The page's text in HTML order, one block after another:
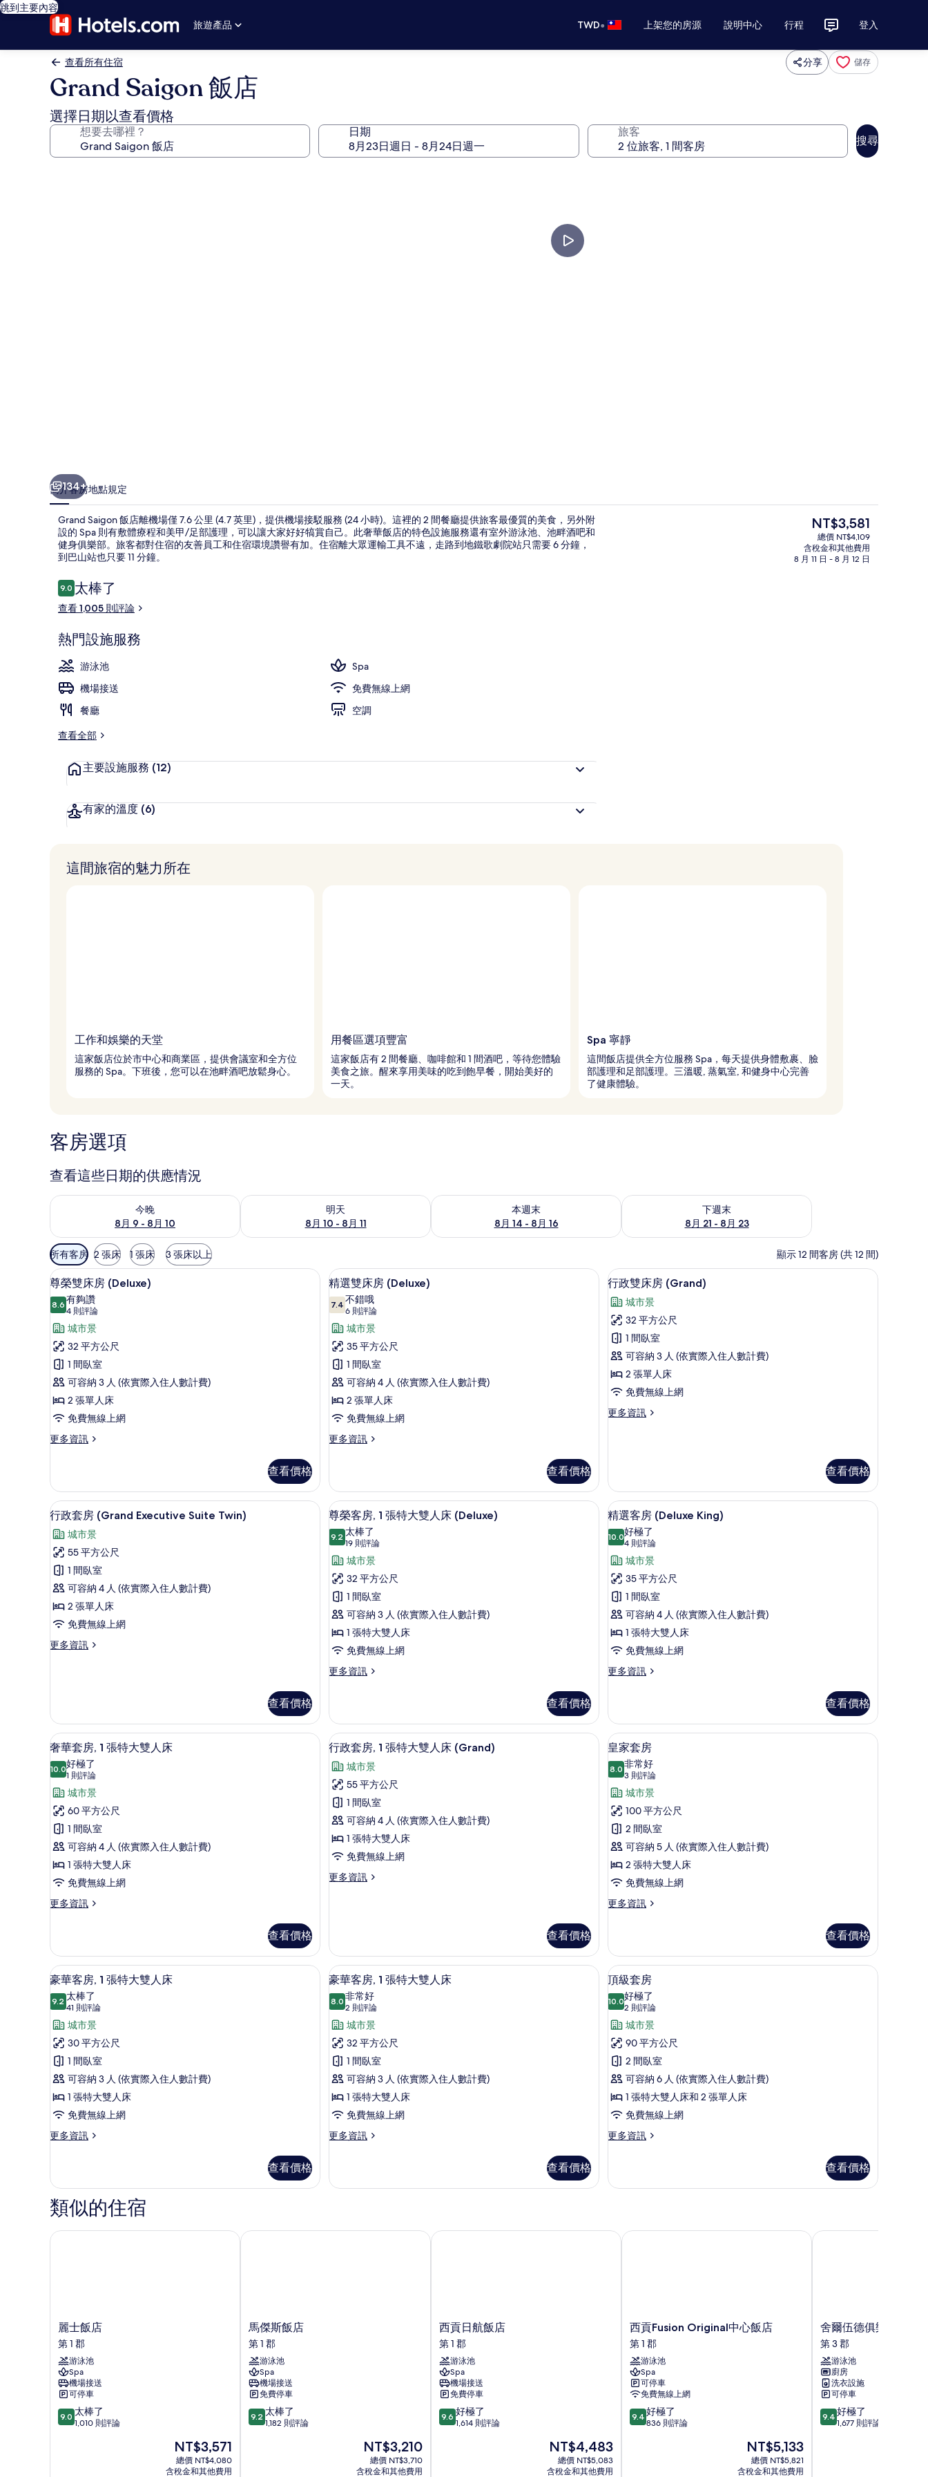
跳到主要內容
旅遊產品
TWD• 上架您的房源 說明中心 行程 登入
查看所有住宿 分享 儲存
Grand Saigon 飯店
選擇日期以查看價格
想要去哪裡？ 日期 旅客
搜尋
室外游泳池
134+
簡介客房地點規定
Grand Saigon 飯店離機場僅 7.6 公里 (4.7 英里)，提供機場接駁服務 (24 小時)。這裡的 2 間餐廳提供旅客最優質的美食，另外附
設的 Spa 則有敷體療程和美甲/足部護理，可以讓大家好好犒賞自己。此奢華飯店的特色設施服務還有室外游泳池、池畔酒吧和
健身俱樂部。旅客都對住宿的友善員工和住宿環境讚譽有加。住宿離大眾運輸工具不遠，走路到地鐵歌劇院站只需要 6 分鐘，
到巴山站也只要 11 分鐘。
評
論
9.09.0 分，滿分 10 分，
太棒了
查看 1,005 則評論
熱門設施服務
游泳池
Spa
機場接送
免費無線上網
餐廳
空調
查看全部
主要設施服務 (12)
有家的溫度 (6)
目
前
的
價
NT$3,581
總價 NT$4,109
含稅金和其他費用
8 月 11 日 - 8 月 12 日
這間旅宿的魅力所在
工作和娛樂的天堂
這家飯店位於市中心和商業區，提供會議室和全方位
服務的 Spa。下班後，您可以在池畔酒吧放鬆身心。
用餐區選項豐富
這家飯店有 2 間餐廳、咖啡館和 1 間酒吧，等待您體驗
美食之旅。醒來享用美味的吃到飽早餐，開始美好的
一天。
Spa 寧靜
這間飯店提供全方位服務 Spa，每天提供身體敷裹、臉
部護理和足部護理。三溫暖, 蒸氣室, 和健身中心完善
了健康體驗。
客房選項
查看這些日期的供應情況
今晚
8月 9 - 8月 10
查看今晚 (8月 9 - 8月 10) 的供應情況
明天
8月 10 - 8月 11
查看明天 (8月 10 - 8月 11) 的供應情況
本週末
8月 14 - 8月 16
查看本週末 (8月 14 - 8月 16) 的供應情況
下週末
8月 21 - 8月 23
查看下週末 (8月 21 - 8月 23) 的供應情況
可
用
的
客
房
篩
選
條
件
所有客房 2 張床 1 張床 3 張床以上 顯示 12 間客房 (共 12 間)
顯
示
尊
榮
雙
床
房
(Deluxe)
的
所
片
尊榮雙床房 (Deluxe) | 迷你吧、客房內保險箱、書桌、遮光布/窗簾
9
尊榮雙床房 (Deluxe)
8.68.6 分，滿分 10 分
有夠讚
4 則評論
(4
則
評
論)
城市景
32 平方公尺
1 間臥室
可容納 3 人 (依實際入住人數計費)
2 張單人床
免費無線上網
更多資訊
更
雙
床
房
(Deluxe)
的
詳
情
查看價格
顯
示
精
選
雙
床
房
(Deluxe)
的
所
片
7
精選雙床房 (Deluxe)
7.47.4 分，滿分 10 分
不錯哦
6 則評論
(6
則
評
論)
城市景
35 平方公尺
1 間臥室
可容納 4 人 (依實際入住人數計費)
2 張單人床
免費無線上網
更多資訊
更
雙
床
房
(Deluxe)
的
情
查看價格
顯
示
行
政
雙
床
房
(Grand)
的
片
迷你吧、客房內保險箱、書桌、遮光布/窗簾
5
行政雙床房 (Grand)
城市景
32 平方公尺
1 間臥室
可容納 3 人 (依實際入住人數計費)
2 張單人床
免費無線上網
更多資訊
更
房
(Grand)
的
詳
情
查看價格
顯
示
行
政
套
房
(Grand
Executive
Suite
有
相
片
行政套房 (Grand Executive Suite Twin) | 迷你吧、客房內保險箱、書桌、遮光布/窗簾
6
行政套房 (Grand Executive Suite Twin)
城市景
55 平方公尺
1 間臥室
可容納 4 人 (依實際入住人數計費)
2 張單人床
免費無線上網
更多資訊
更
(Grand
Executive
Suite
Twin)
的
詳
情
查看價格
顯
示
尊
榮
客
房,
1
張
特
大
床
(Deluxe)
的
所
有
相
片
尊榮客房, 1 張特大雙人床 (Deluxe) | 迷你吧、客房內保險箱、書桌、遮光布/窗簾
9
尊榮客房, 1 張特大雙人床 (Deluxe)
9.29.2 分，滿分 10 分
太棒了
19 則評論
(19
則
評
論)
城市景
32 平方公尺
1 間臥室
可容納 3 人 (依實際入住人數計費)
1 張特大雙人床
免費無線上網
更多資訊
更
客
房,
1
張
特
大
雙
人
床
(Deluxe)
的
詳
查看價格
顯
示
精
選
客
房
(Deluxe
King)
的
所
片
迷你吧、客房內保險箱、書桌、遮光布/窗簾
10
精選客房 (Deluxe King)
10.010.0 分，滿分 10 分
好極了
4 則評論
(4
則
評
論)
城市景
35 平方公尺
1 間臥室
可容納 4 人 (依實際入住人數計費)
1 張特大雙人床
免費無線上網
更多資訊
更
客
房
(Deluxe
King)
的
情
查看價格
顯
示
奢
華
套
房,
1
張
特
大
床
的
所
有
相
片
奢華套房, 1 張特大雙人床 | 迷你吧、客房內保險箱、書桌、遮光布/窗簾
11
奢華套房, 1 張特大雙人床
10.010.0 分，滿分 10 分
好極了
1 則評論
(1
則
評
論)
城市景
60 平方公尺
1 間臥室
可容納 4 人 (依實際入住人數計費)
1 張特大雙人床
免費無線上網
更多資訊
更
套
房,
1
特
雙
人
床
的
詳
查看價格
顯
示
行
政
套
房,
1
張
特
床
(Grand)
的
所
有
相
片
迷你吧、客房內保險箱、書桌、遮光布/窗簾
10
行政套房, 1 張特大雙人床 (Grand)
城市景
55 平方公尺
1 間臥室
可容納 4 人 (依實際入住人數計費)
1 張特大雙人床
免費無線上網
更多資訊
更
1
張
特
大
雙
人
床
(Grand)
的
詳
情
查看價格
顯
示
皇
家
套
房
的
所
有
相
皇家套房 | 迷你吧、客房內保險箱、書桌、遮
18
皇家套房
8.08.0 分，滿分 10 分
非常好
3 則評論
(3
則
評
論)
城市景
100 平方公尺
2 間臥室
可容納 5 人 (依實際入住人數計費)
2 張特大雙人床
免費無線上網
更多資訊
更
套
房
的
詳
情
查看價格
顯
示
豪
華
客
房,
1
張
特
大
床
的
所
有
豪華客房, 1 張特大雙人床 | 迷你吧、客房內保險箱、書桌、遮光布/窗簾
10
豪華客房, 1 張特大雙人床
9.29.2 分，滿分 10 分
太棒了
41 則評論
(41
則
評
論)
城市景
30 平方公尺
1 間臥室
可容納 3 人 (依實際入住人數計費)
1 張特大雙人床
免費無線上網
更多資訊
更
客
房,
1
張
特
查看價格
顯
示
豪
華
客
房,
1
張
特
大
床
豪華客房, 1 張特大雙人床 | 迷你吧、客房內保險箱、書桌、遮光布/窗簾
7
豪華客房, 1 張特大雙人床
8.08.0 分，滿分 10 分
非常好
2 則評論
(2
則
評
論)
城市景
32 平方公尺
1 間臥室
可容納 3 人 (依實際入住人數計費)
1 張特大雙人床
免費無線上網
更多資訊
更
客
特
查看價格
顯
示
頂
級
套
房
的
所
有
相
頂級套房 | 迷你吧、客房內保險箱、書桌、遮
13
頂級套房
10.010.0 分，滿分 10 分
好極了
2 則評論
(2
則
評
論)
城市景
90 平方公尺
2 間臥室
可容納 6 人 (依實際入住人數計費)
1 張特大雙人床和 2 張單人床
免費無線上網
更多資訊
更
套
情
查看價格
類似的住宿
麗
士
飯
店
第
1
郡
麗士飯店
第 1 郡
游泳池
Spa
機場接送
可停車
9.0
分，
9.0 太棒了
1,010 則評論
現
在
價
NT$3,571
總價 NT$4,080
含稅金和其他費用
麗士飯店
馬
傑
斯
飯
店
第
1
郡
馬傑斯飯店
第 1 郡
游泳池
Spa
機場接送
免費停車
9.2
分，
9.2 太棒了
1,182 則評論
現
在
價
NT$3,210
總價 NT$3,710
含稅金和其他費用
馬傑斯飯店
西
貢
日
航
飯
店
第
1
郡
西貢日航飯店
第 1 郡
游泳池
Spa
機場接送
免費停車
9.6
分，
9.6 好極了
1,614 則評論
現
價
NT$4,483
總價 NT$5,083
含稅金和其他費用
西貢日航飯店
西
貢
Fusion
Original
中
心
飯
店
第
西貢Fusion Original中心飯店
第 1 郡
游泳池
Spa
可停車
免費無線上網
9.4
分，
9.4 好極了
836 則評論
現
在
價
NT$5,133
總價 NT$5,821
含稅金和其他費用
西貢Fusion Original中心飯店
舍
爾
伍
德
俱
樂
部
飯
店
舍爾伍德俱樂部飯店
第 3 郡
游泳池
廚房
洗衣設施
可停車
9.4
分，
9.4 好極了
1,677 則評論
舍爾伍德俱樂部飯店